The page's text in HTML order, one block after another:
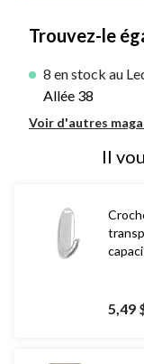
Trouvez-le
8 en stock au
Allée 38
Voir d'autres
Il
5,49